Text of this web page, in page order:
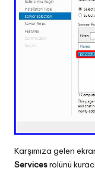
Karşımıza gelen
Servicesrolünü